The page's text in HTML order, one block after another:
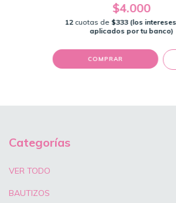
$4.000
12 cuotas de $333 (los
aplicados por tu banco)
COMPRAR
Categorías
VER TODO
BAUTIZOS